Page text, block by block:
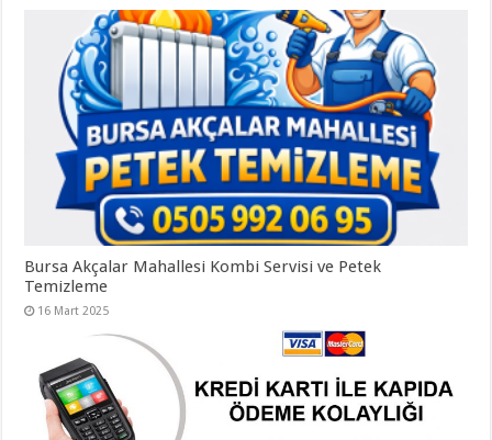
Bursa Akçalar Mahallesi Kombi Servisi ve Petek
Temizleme
16 Mart 2025